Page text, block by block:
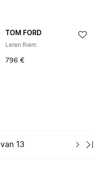
TOM FORD
Leren Riem
796 €
van 13